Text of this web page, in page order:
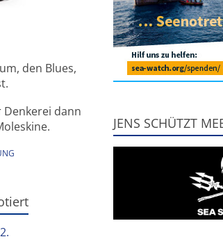
den Blues,
dann
JENS SCHÜTZT